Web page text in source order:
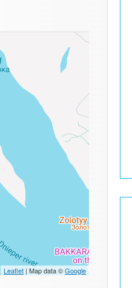
Leaflet | Map data ©Google